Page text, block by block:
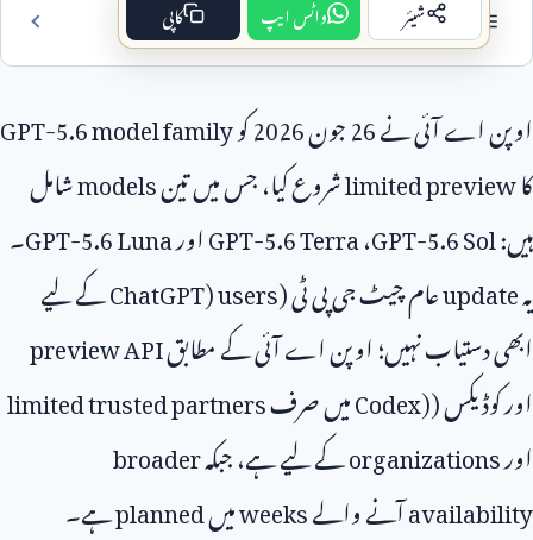
فہرست مضمون
اے آئی نے26جون2026کوGPT-5.6 model family
limitedشروع کیا، جس میں تینmodelsشامل
GPT-5.6،GPT-5.6 TerraاورGPT-5.6 Luna۔
عام چیٹ جی پی ٹی (ChatGPT) usersکے لیے
نہیں؛ اوپن اے آئی کے مطابقpreview API
(
Codex)میں صرفlimited trusted partners
کے لیے ہے، جبکہbroader
آنے والےweeksمیںplannedہے۔
شیئر واٹس ایپ